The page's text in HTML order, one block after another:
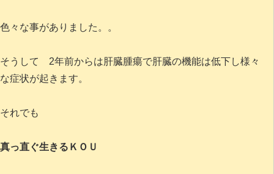
色々な事がありました。。
そうして 2年前からは肝臓腫瘍で肝臓の機能は低下し様々
な症状が起きます。
それでも
真っ直ぐ生きるＫＯＵ